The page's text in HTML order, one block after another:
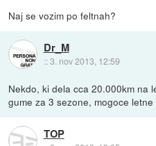
Naj se vozim po feltnah?
Dr_M
::3. nov 2013, 12:59
Nekdo, ki dela cca 20.000km na
gume za 3 sezone, mogoce
TOP